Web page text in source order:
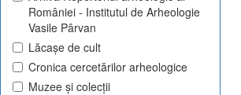
României - Institutul de Arheologie
Vasile Pârvan
Lăcașe de cult
Cronica cercetărilor arheologice
Muzee și colecții